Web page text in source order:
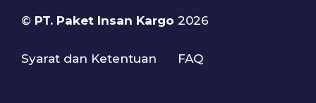
© PT. Paket Insan Kargo 2026
Syarat dan Ketentuan FAQ